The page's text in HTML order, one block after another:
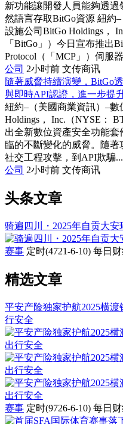
新功能讓開發人員能夠透
然語言存取BitGo資源 紐約
設施公司BitGo Holdings，
「BitGo」）今日宣布推出
Protocol（「MCP」）伺服
公司 2小时前 文传商讯
隨著威脅持續演變，BitGo
與即時API認證，進一步提
紐約–（美國商業資訊）–
Holdings， Inc.（NYSE：
出全新數位資產安全功能
臨的不斷變化的威脅。隨
社交工程攻擊，到API欺騙...
公司 2小时前 文传商讯
头条文章
骑遍四川・2025年自贡大
赛事 定时(4721-6-10) 每日财
精选文章
平安产险独家护航2025横
行安全
赛事 定时(9726-6-10) 每日财